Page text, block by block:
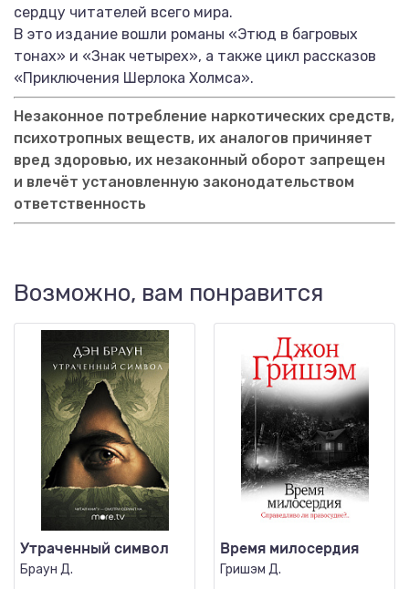
сердцу читателей всего мира.
В это издание вошли романы «Этюд в багровых
тонах» и «Знак четырех», а также цикл рассказов
«Приключения Шерлока Холмса».
Незаконное потребление наркотических средств,
психотропных веществ, их аналогов причиняет
вред здоровью, их незаконный оборот запрещен
и влечёт установленную законодательством
ответственность
Возможно, вам понравится
Утраченный символ
Браун Д.
Время милосердия
Гришэм Д.